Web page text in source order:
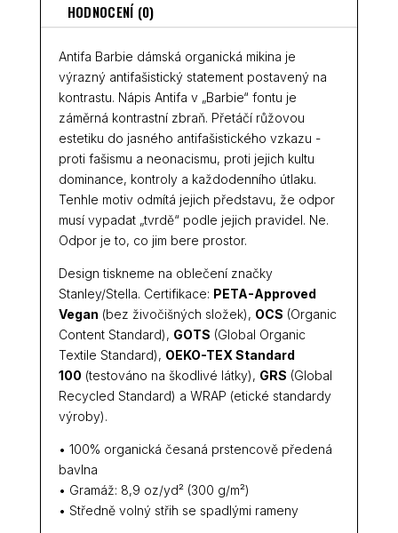
HODNOCENÍ (0)
Antifa Barbie dámská organická mikina je
výrazný antifašistický statement postavený na
kontrastu. Nápis Antifa v „Barbie“ fontu je
záměrná kontrastní zbraň. Přetáčí růžovou
estetiku do jasného antifašistického vzkazu -
proti fašismu a neonacismu, proti jejich kultu
dominance, kontroly a každodenního útlaku.
Tenhle motiv odmítá jejich představu, že odpor
musí vypadat „tvrdě“ podle jejich pravidel. Ne.
Odpor je to, co jim bere prostor.
Design tiskneme na oblečení značky
Stanley/Stella. Certifikace: PETA-Approved
Vegan (bez živočišných složek), OCS (Organic
Content Standard), GOTS (Global Organic
Textile Standard), OEKO-TEX Standard
100 (testováno na škodlivé látky), GRS (Global
Recycled Standard) a WRAP (etické standardy
výroby).
• 100% organická česaná prstencově předená
bavlna
• Gramáž: 8,9 oz/yd² (300 g/m²)
• Středně volný střih se spadlými rameny